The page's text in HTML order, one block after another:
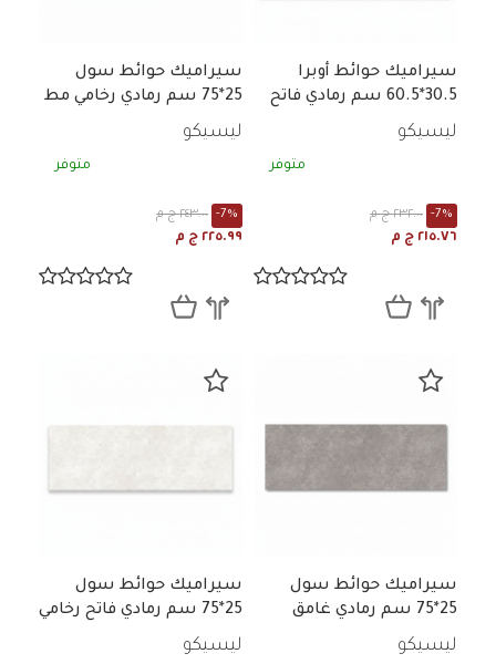
سيراميك حوائط أوبرا
30.5*60.5 سم رمادي فاتح
رخامي لامع
ليسيكو
متوفر
٢٣٢.٠٠ ج م -7%
٢١٥.٧٦ ج م
سيراميك حوائط سول
25*75 سم رمادي رخامي مط
ليسيكو
متوفر
٢٤٣.٠٠ ج م -7%
٢٢٥.٩٩ ج م
سيراميك حوائط سول
25*75 سم رمادي غامق
رخامي مط
ليسيكو
سيراميك حوائط سول
25*75 سم رمادي فاتح رخامي
مط
ليسيكو